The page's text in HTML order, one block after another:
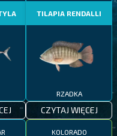
TILAPIA RENDALLI
RZADKA
CZYTAJ WIĘCEJ
KOLORADO